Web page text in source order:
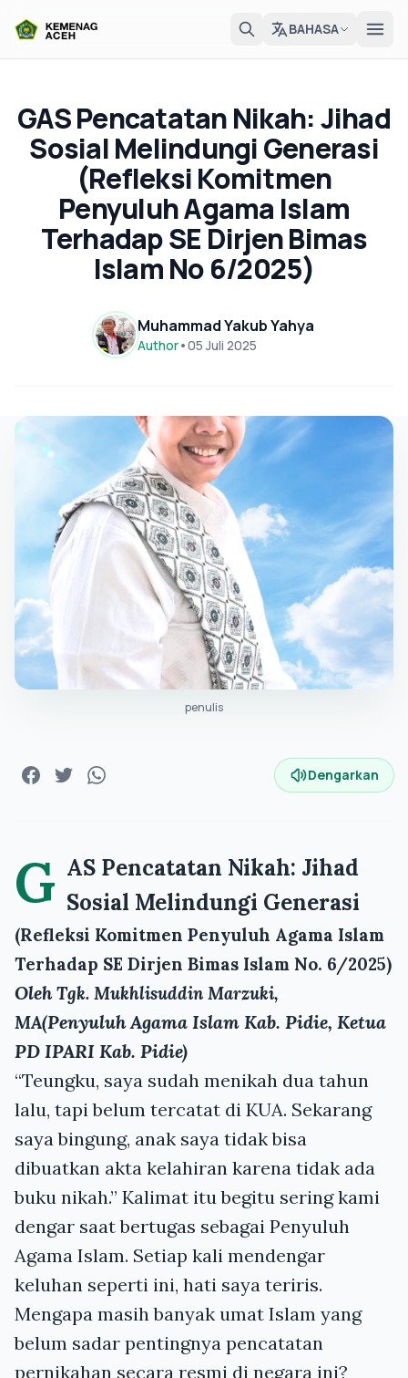
BAHASA
GAS Pencatatan Nikah: Jihad
Sosial Melindungi Generasi
(Refleksi Komitmen
Penyuluh Agama Islam
Terhadap SE Dirjen Bimas
Islam No 6/2025)
Muhammad Yakub Yahya
Author•05 Juli 2025
penulis
Dengarkan
G AS Pencatatan Nikah: Jihad
Sosial Melindungi Generasi
(Refleksi Komitmen Penyuluh Agama Islam
Terhadap SE Dirjen Bimas Islam No. 6/2025)
OlehTgk. Mukhlisuddin Marzuki,
MA(Penyuluh Agama Islam Kab. Pidie, Ketua
PD IPARI Kab. Pidie)
“Teungku, saya sudah menikah dua tahun
lalu, tapi belum tercatat di KUA. Sekarang
saya bingung, anak saya tidak bisa
dibuatkan akta kelahiran karena tidak ada
buku nikah.” Kalimat itu begitu sering kami
dengar saat bertugas sebagai Penyuluh
Agama Islam. Setiap kali mendengar
keluhan seperti ini, hati saya teriris.
Mengapa masih banyak umat Islam yang
belum sadar pentingnya pencatatan
pernikahan secara resmi di negara ini?